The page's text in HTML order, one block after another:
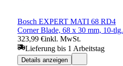
Bosch EXPERT MATI 68 RD4
Corner Blade, 68 x 30 mm, 10-tlg.
323,99 €inkl. MwSt.
Lieferung bis 1 Arbeitstag
Details anzeigen